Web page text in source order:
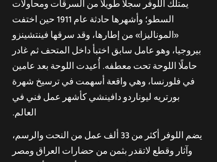
يمتلك اللوفر سجلًا طويلاً من السرقات ومحاولات
السطو؛ وأشهرها حادثة عام 1911 حين اختفت
«الموناليزا» من إطارها، وقد سرقها فينتشينزو
بيروجيا، وهو عامل سابق اختبأ داخل المتحف ثم غادر
حاملًا اللوحة تحت معطفه. أُعيدت اللوحة بعد عامين
في فلورنسا، وهي واقعة أسهمت في ترسيخ شهرة
بورتريه ليوناردو دافينشي كأشهر عمل فني في
العالم.
يضم اللوفر أكثر من 33 ألف عمل من النحت والرسم،
وآثار وقطع لاتقدر بثمن من حضارات العراق ومصر